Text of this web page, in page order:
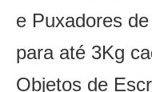
e Puxadores
para até 3Kg
Objetos de